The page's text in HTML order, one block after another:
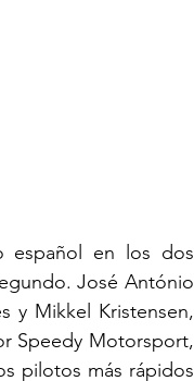
español en los dos
José António
y Mikkel Kristensen,
Speedy Motorsport,
pilotos más rápidos